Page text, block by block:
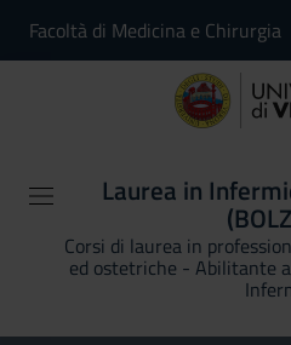
Facoltà di Medicina e Chirurgia
Laurea in
Corsi di laurea in
ed ostetriche - Abilitante